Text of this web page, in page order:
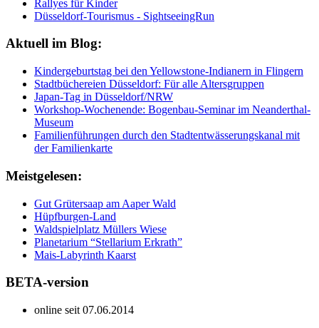
Rallyes für Kinder
Düsseldorf-Tourismus - SightseeingRun
Aktuell im Blog:
Kindergeburtstag bei den Yellowstone-Indianern in Flingern
Stadtbüchereien Düsseldorf: Für alle Altersgruppen
Japan-Tag in Düsseldorf/NRW
Workshop-Wochenende: Bogenbau-Seminar im Neanderthal-
Museum
Familienführungen durch den Stadtentwässerungskanal mit
der Familienkarte
Meistgelesen:
Gut Grütersaap am Aaper Wald
Hüpfburgen-Land
Waldspielplatz Müllers Wiese
Planetarium “Stellarium Erkrath”
Mais-Labyrinth Kaarst
BETA-version
online seit 07.06.2014